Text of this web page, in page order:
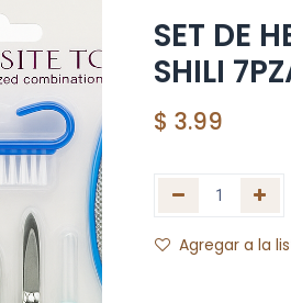
SET DE
SHILI
$ 3.99
Agregar a la